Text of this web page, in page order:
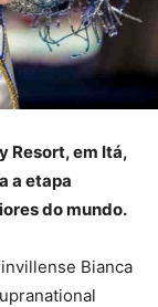
Resort, em Itá,
a etapa
do mundo.
Bianca